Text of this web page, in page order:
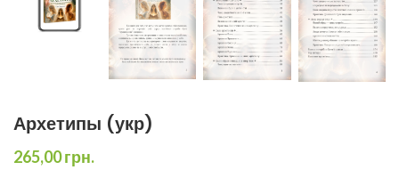
Архетипы (укр)
265,00грн.